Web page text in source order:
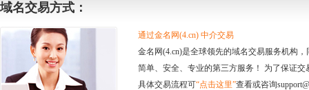
域名交易方式：
通过金名网(4.cn) 中介交易
金名网(4.cn)是全球领先的域名交易服务机构
简单、安全、专业的第三方服务！ 为了保证
具体交易流程可“点击这里”查看或咨询